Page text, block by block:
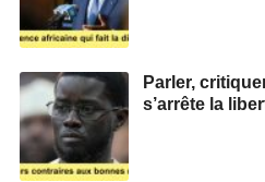
Parler,
s’arrête la